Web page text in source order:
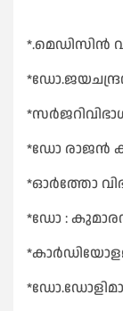
*.മെഡിസിൻ
*ഡോ രാജൻ
*ഓർത്തോ
*ഡോ :